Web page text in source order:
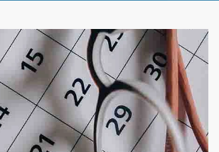
قلوبال لرعاية العين ضعف نظر